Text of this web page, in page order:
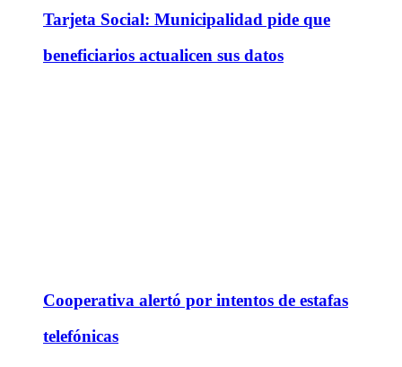
Tarjeta Social: Municipalidad pide que
beneficiarios actualicen sus datos
Cooperativa alertó por intentos de estafas
telefónicas